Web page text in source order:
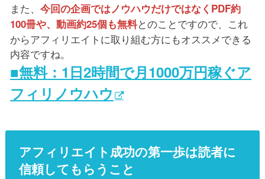
また、 今回の企画ではノウハウだけではなくPDF約
100冊や、動画約25個も無料とのことですので、これ
からアフィリエイトに取り組む方にもオススメできる
内容ですね。
■無料：1日2時間で月1000万円稼ぐア
フィリノウハウ
アフィリエイト成功の第一歩は読者に
信頼してもらうこと